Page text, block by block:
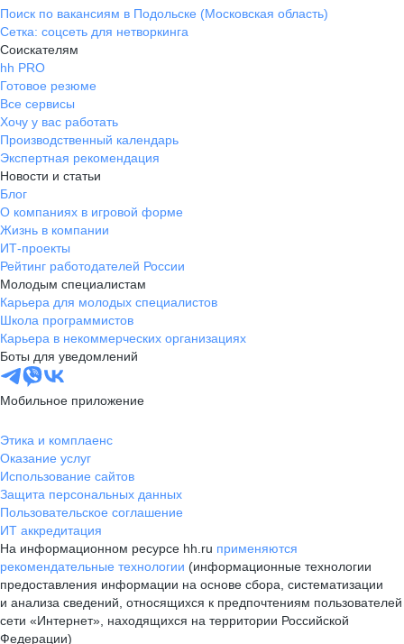
Поиск по вакансиям в Подольске (Московская область)
Сетка: соцсеть для нетворкинга
Соискателям
hh PRO
Готовое резюме
Все сервисы
Хочу у вас работать
Производственный календарь
Экспертная рекомендация
Новости и статьи
Блог
О компаниях в игровой форме
Жизнь в компании
ИТ-проекты
Рейтинг работодателей России
Молодым специалистам
Карьера для молодых специалистов
Школа программистов
Карьера в некоммерческих организациях
Боты для уведомлений
Мобильное приложение
Этика и комплаенс
Оказание услуг
Использование сайтов
Защита персональных данных
Пользовательское соглашение
ИТ аккредитация
На информационном ресурсе hh.ru применяются
рекомендательные технологии (информационные технологии
предоставления информации на основе сбора, систематизации
и анализа сведений, относящихся к предпочтениям пользователей
сети «Интернет», находящихся на территории Российской
Федерации)